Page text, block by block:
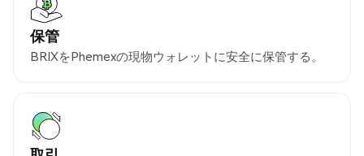
保管
BRIXをPhemexの現物ウォレットに安全に保管する。